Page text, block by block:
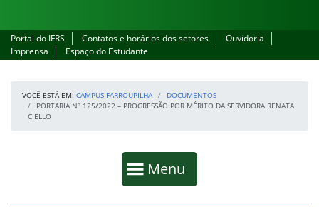
Portal do IFRS Contatos e horários dos setores
Ouvidoria
Imprensa
Espaço do Estudante
VOCÊ ESTÁ EM: CAMPUS FARROUPILHA
DOCUMENTOS
PORTARIA Nº 125/2022 – PROGRESSÃO POR MÉRITO DA SERVIDORA RENATA
CIELLO
Mostrar
Menu